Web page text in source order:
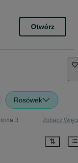
Otwórz
Rosówek
3 Zobacz